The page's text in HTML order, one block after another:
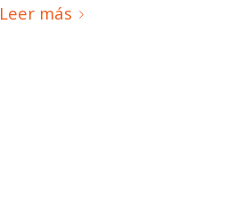
Leer más